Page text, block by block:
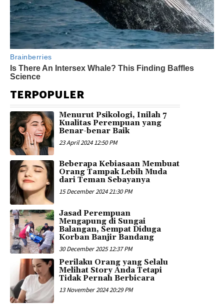
TERPOPULER
Menurut Psikologi, Inilah 7
Kualitas Perempuan yang
Benar-benar Baik
23 April 2024 12:50 PM
Beberapa Kebiasaan Membuat
Orang Tampak Lebih Muda
dari Teman Sebayanya
15 December 2024 21:30 PM
Jasad Perempuan
Mengapung di Sungai
Balangan, Sempat Diduga
Korban Banjir Bandang
30 December 2025 12:37 PM
Perilaku Orang yang Selalu
Melihat Story Anda Tetapi
Tidak Pernah Berbicara
13 November 2024 20:29 PM